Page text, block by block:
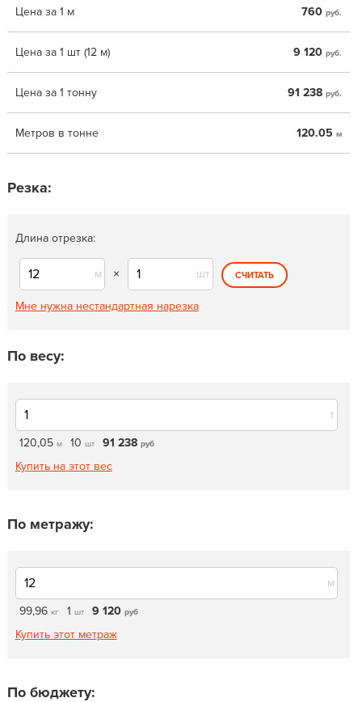
Цена за 1 м 760 руб.
Цена за 1 шт (12 м) 9 120 руб.
Цена за 1 тонну 91 238 руб.
Метров в тонне 120.05 м
Резка:
Длина отрезка:
м × шт СЧИТАТЬ
Мне нужна нестандартная нарезка
По весу:
т
120,05 м 10 шт 91 238 руб
Купить на этот вес
По метражу:
м
99,96 кг 1 шт 9 120 руб
Купить этот метраж
По бюджету: